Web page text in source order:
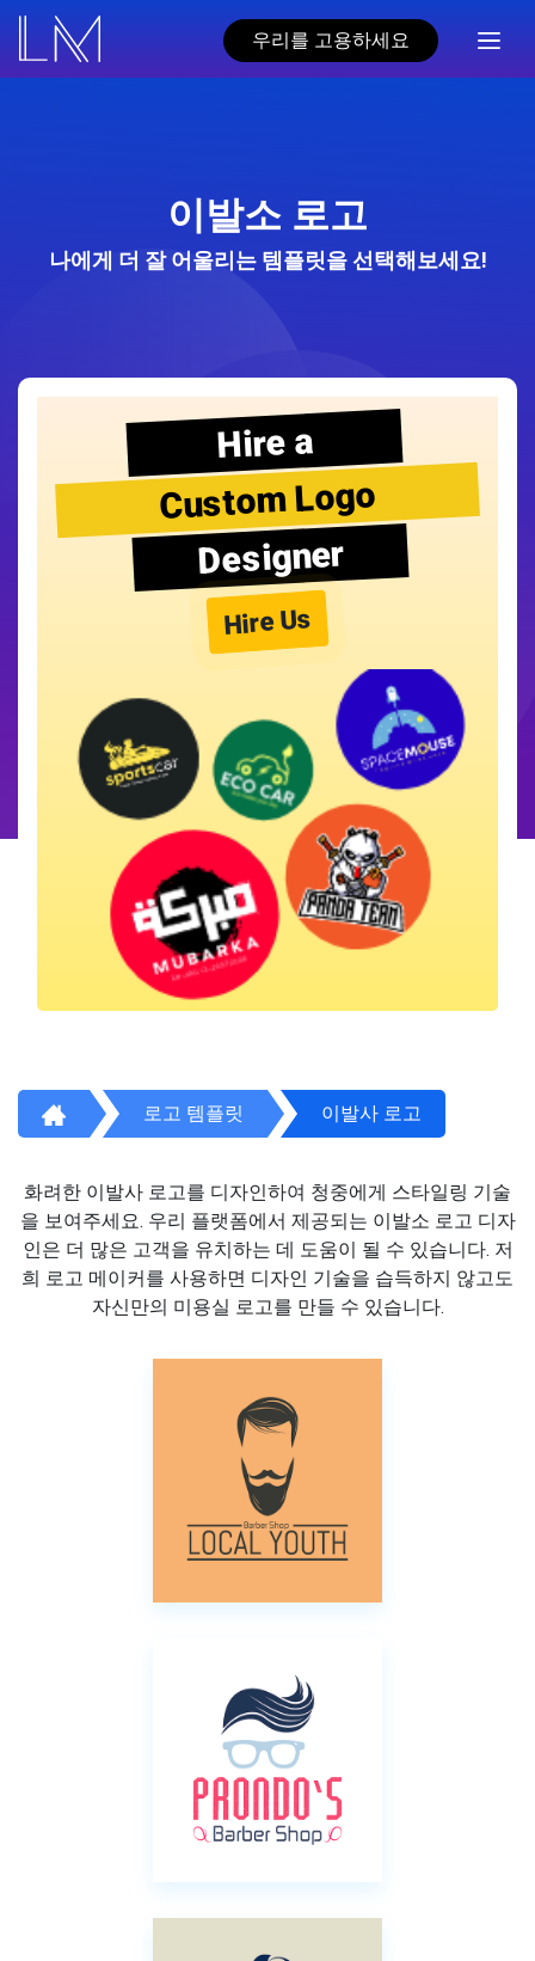
우리를 고용하세요
이발소 로고
나에게 더 잘 어울리는 템플릿을 선택해보세요!
Hire a
Custom Logo
Designer
Hire Us
로고 템플릿 이발사 로고
화려한 이발사 로고를 디자인하여 청중에게 스타일링 기술
을 보여주세요. 우리 플랫폼에서 제공되는 이발소 로고 디자
인은 더 많은 고객을 유치하는 데 도움이 될 수 있습니다. 저
희 로고 메이커를 사용하면 디자인 기술을 습득하지 않고도
자신만의 미용실 로고를 만들 수 있습니다.